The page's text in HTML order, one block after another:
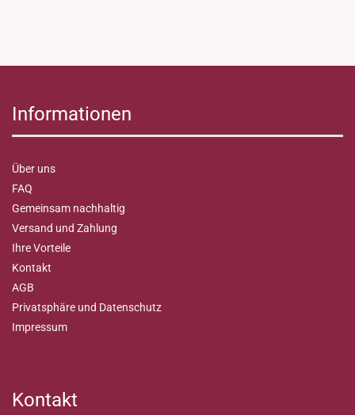
Informationen
Über uns
FAQ
Gemeinsam nachhaltig
Versand und Zahlung
Ihre Vorteile
Kontakt
AGB
Privatsphäre und Datenschutz
Impressum
Kontakt